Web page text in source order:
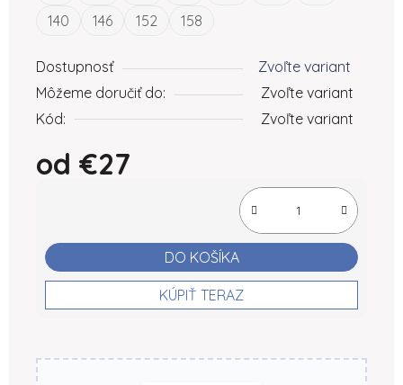
140
146 152 158
Dostupnosť
Zvoľte variant
Môžeme doručiť do:
Zvoľte variant
Kód:
Zvoľte variant
od €27
DO KOŠÍKA
KÚPIŤ TERAZ